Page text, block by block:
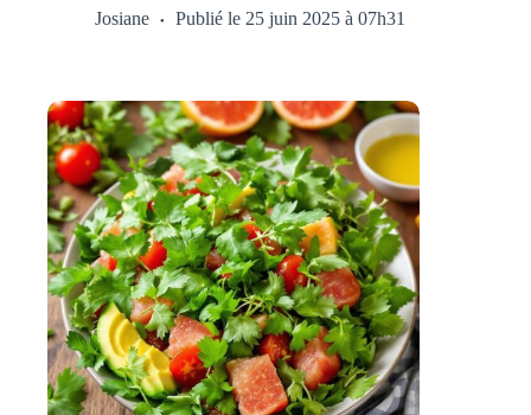
Josiane
Publié le 25 juin 2025 à 07h31